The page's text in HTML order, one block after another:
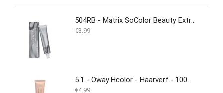
504RB - Matrix SoColor Beauty Extra Coverage 90ML
€3.99
5.1 - Oway Hcolor - Haarverf - 100ML
€4.99